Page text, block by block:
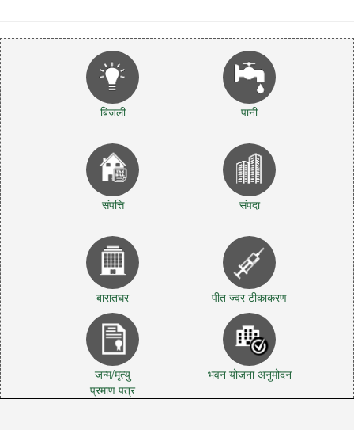
बिजली पानी
संपत्ति संपदा
बारातघर पीत ज्वर टीकाकरण
जन्म/मृत्यु
प्रमाण पत्र
भवन योजना अनुमोदन